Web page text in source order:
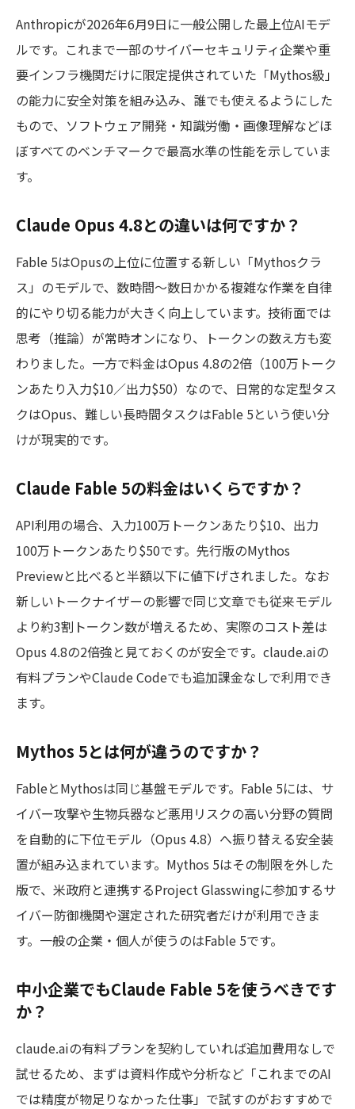
Anthropicが2026年6月9日に一般公開した最上位AIモデ
ルです。これまで一部のサイバーセキュリティ企業や重
要インフラ機関だけに限定提供されていた「Mythos級」
の能力に安全対策を組み込み、誰でも使えるようにした
もので、ソフトウェア開発・知識労働・画像理解などほ
ぼすべてのベンチマークで最高水準の性能を示していま
す。
Claude Opus 4.8との違いは何ですか？
Fable 5はOpusの上位に位置する新しい「Mythosクラ
ス」のモデルで、数時間〜数日かかる複雑な作業を自律
的にやり切る能力が大きく向上しています。技術面では
思考（推論）が常時オンになり、トークンの数え方も変
わりました。一方で料金はOpus 4.8の2倍（100万トーク
ンあたり入力$10／出力$50）なので、日常的な定型タス
クはOpus、難しい長時間タスクはFable 5という使い分
けが現実的です。
Claude Fable 5の料金はいくらですか？
API利用の場合、入力100万トークンあたり$10、出力
100万トークンあたり$50です。先行版のMythos
Previewと比べると半額以下に値下げされました。なお
新しいトークナイザーの影響で同じ文章でも従来モデル
より約3割トークン数が増えるため、実際のコスト差は
Opus 4.8の2倍強と見ておくのが安全です。claude.aiの
有料プランやClaude Codeでも追加課金なしで利用でき
ます。
Mythos 5とは何が違うのですか？
FableとMythosは同じ基盤モデルです。Fable 5には、サ
イバー攻撃や生物兵器など悪用リスクの高い分野の質問
を自動的に下位モデル（Opus 4.8）へ振り替える安全装
置が組み込まれています。Mythos 5はその制限を外した
版で、米政府と連携するProject Glasswingに参加するサ
イバー防御機関や選定された研究者だけが利用できま
す。一般の企業・個人が使うのはFable 5です。
中小企業でもClaude Fable 5を使うべきです
か？
claude.aiの有料プランを契約していれば追加費用なしで
試せるため、まずは資料作成や分析など「これまでのAI
では精度が物足りなかった仕事」で試すのがおすすめで